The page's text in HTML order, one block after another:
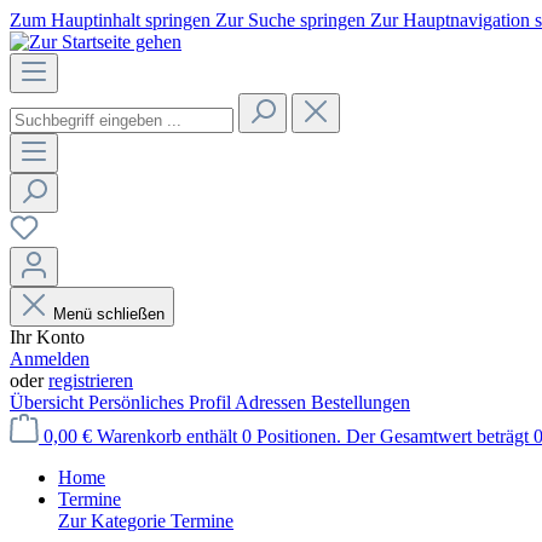
Zum Hauptinhalt springen Zur Suche springen Zur Hauptnavigation
Menü schließen
Ihr Konto
Anmelden
oderregistrieren
Übersicht Persönliches Profil Adressen Bestellungen
0,00 € Warenkorb enthält 0 Positionen. Der Gesamtwert beträgt
Home
Termine
Zur Kategorie Termine